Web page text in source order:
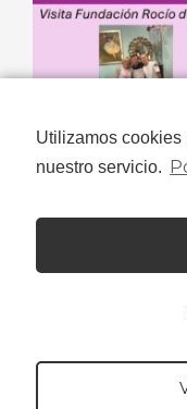
Utilizamos cookies
nuestro servicio.
Niños con Amor©